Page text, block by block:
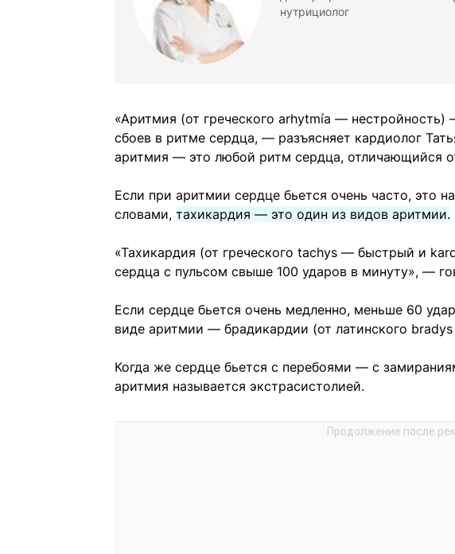
нутрициолог
«Аритмия (от греческого arhytmía —
сбоев в ритме сердца, — разъясняет кардиолог
аритмия — это любой ритм сердца, отличающийся
Если при аритмии сердце бьется очень часто, это
словами, тахикардия — это один из видов аритмии.
«Тахикардия (от греческого tachys — быстрый и
сердца с пульсом свыше 100 ударов в минуту», —
Если сердце бьется очень медленно, меньше 60
виде аритмии — брадикардии (от латинского
Когда же сердце бьется с перебоями — с
аритмия называется экстрасистолией.